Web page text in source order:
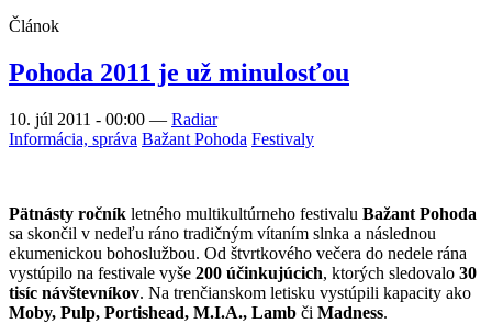
Článok
Pohoda 2011 je už minulosťou
10. júl 2011 - 00:00 — Radiar
Informácia, správa Bažant Pohoda Festivaly
Pätnásty ročník letného multikultúrneho festivalu Bažant Pohoda
sa skončil v nedeľu ráno tradičným vítaním slnka a následnou
ekumenickou bohoslužbou. Od štvrtkového večera do nedele rána
vystúpilo na festivale vyše 200 účinkujúcich, ktorých sledovalo 30
tisíc návštevníkov. Na trenčianskom letisku vystúpili kapacity ako
Moby, Pulp, Portishead, M.I.A., Lamb či Madness.